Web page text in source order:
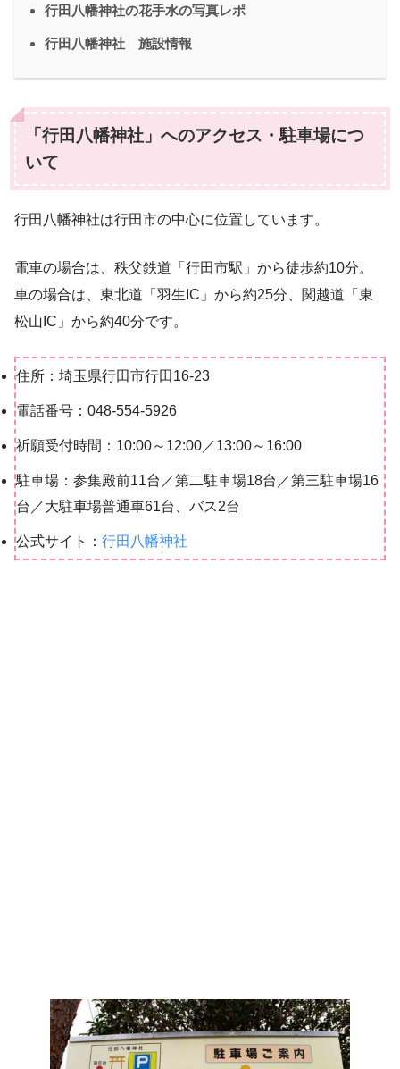
行田八幡神社の花手水の写真レポ
行田八幡神社 施設情報
「行田八幡神社」へのアクセス・駐車場につ
いて
行田八幡神社は行田市の中心に位置しています。
電車の場合は、秩父鉄道「行田市駅」から徒歩約10分。
車の場合は、東北道「羽生IC」から約25分、関越道「東
松山IC」から約40分です。
住所：埼玉県行田市行田16-23
電話番号：048-554-5926
祈願受付時間：10:00～12:00／13:00～16:00
駐車場：参集殿前11台／第二駐車場18台／第三駐車場16
台／大駐車場普通車61台、バス2台
公式サイト： 行田八幡神社